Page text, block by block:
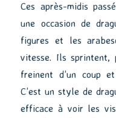
Ces après-midis
une occasion de
figures et les
vitesse. Ils
freinent d’un coup
C’est un style de
efficace à voir les